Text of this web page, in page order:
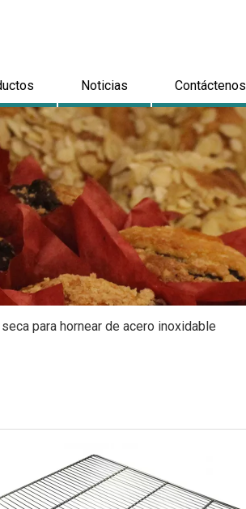
Noticias Contáctenos
para hornear de acero inoxidable